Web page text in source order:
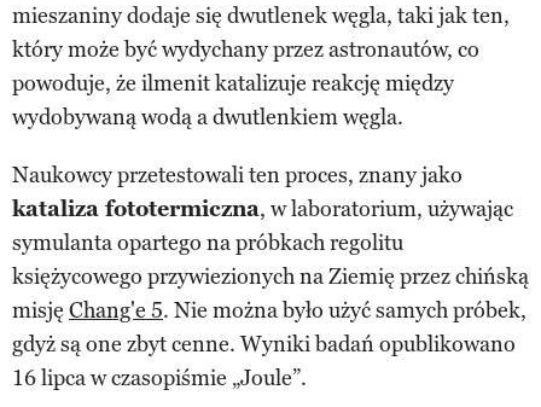
mieszaniny dodaje się dwutlenek węgla, taki jak ten,
który może być wydychany przez astronautów, co
powoduje, że ilmenit katalizuje reakcję między
wydobywaną wodą a dwutlenkiem węgla.
Naukowcy przetestowali ten proces, znany jako
kataliza fototermiczna, w laboratorium, używając
symulanta opartego na próbkach regolitu
księżycowego przywiezionych na Ziemię przez chińską
misję Chang'e 5. Nie można było użyć samych próbek,
gdyż są one zbyt cenne. Wyniki badań opublikowano
16 lipca w czasopiśmie „Joule”.